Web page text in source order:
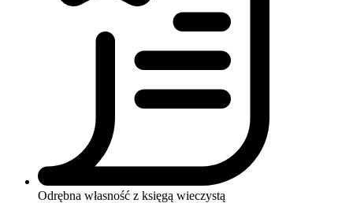
Odrębna własność z księgą wieczystą